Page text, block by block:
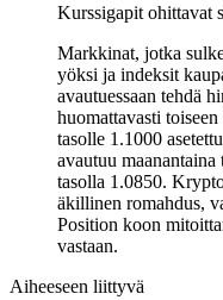
Kurssigapit ohittavat
Markkinat, jotka
yöksi ja indeksit
avautuessaan tehdä
huomattavasti
tasolle 1.1000
avautuu
tasolla 1.0850.
äkillinen romahdus,
Position koon
vastaan.
Aiheeseen liittyvä